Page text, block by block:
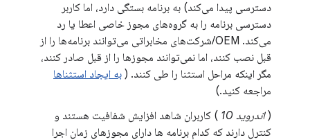
دسترسی پیدا می‌کند) به برنامه بستگی دارد، اما کاربر
دسترسی برنامه را به گروه‌های مجوز خاصی اعطا یا رد
می‌کند. OEM/شرکت‌های مخابراتی می‌توانند برنامه‌ها را از
قبل نصب کنند، اما نمی‌توانند مجوزها را از قبل صادر کنند،
مگر اینکه مراحل استثنا را طی کنند. ( به ایجاد استثناها
مراجعه کنید.)
(اندروید 10
) کاربران شاهد افزایش شفافیت هستند و
کنترل دارند که کدام برنامه ها دارای مجوزهای زمان اجرا